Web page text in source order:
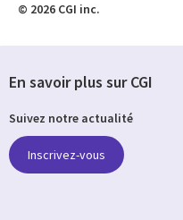
© 2026 CGI inc.
En savoir plus sur CGI
Suivez notre actualité
Inscrivez-vous